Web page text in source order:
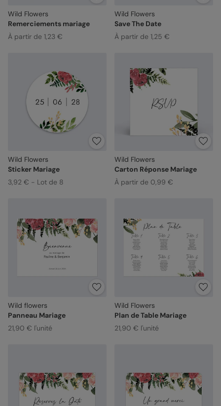
Wild Flowers
Remerciements mariage
À partir de 1,23 €
Wild Flowers
Save The Date
À partir de 1,25 €
Wild Flowers
Sticker Mariage
3,92 € - Lot de 8
Wild Flowers
Carton Réponse Mariage
À partir de 0,99 €
Wild flowers
Panneau Mariage
21,90 € l'unité
Wild Flowers
Plan de Table Mariage
21,90 € l'unité